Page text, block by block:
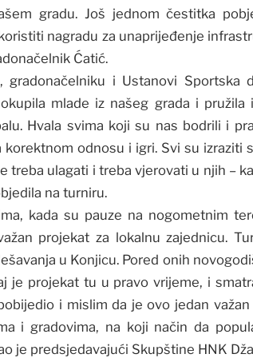
gradu. Još jednom čestitka
nagradu za unaprijeđenje
Ćatić.
gradonačelniku i Ustanovi Sportska
mlade iz našeg grada i pružila
Hvala svima koji su nas bodrili i
korektnom odnosu i igri. Svi su izraziti
treba ulagati i treba vjerovati u njih –
na turniru.
kada su pauze na nogometnim
projekat za lokalnu zajednicu.
u Konjicu. Pored onih
je projekat tu u pravo vrijeme, i
i mislim da je ovo jedan
i gradovima, na koji način da
je predsjedavajući Skupštine HNK